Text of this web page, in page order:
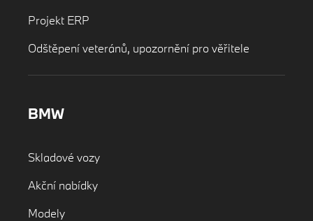
Projekt ERP
Odštěpení veteránů, upozornění pro věřitele
BMW
Skladové vozy
Akční nabídky
Modely